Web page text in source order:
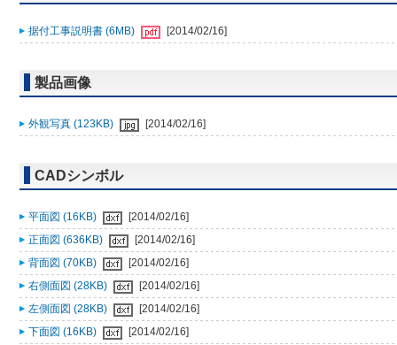
据付工事説明書 (6MB) [2014/02/16]
製品画像
外観写真 (123KB) [2014/02/16]
CADシンボル
平面図 (16KB)
[2014/02/16]
正面図 (636KB)
[2014/02/16]
背面図 (70KB)
[2014/02/16]
右側面図 (28KB)
[2014/02/16]
左側面図 (28KB)
[2014/02/16]
下面図 (16KB)
[2014/02/16]